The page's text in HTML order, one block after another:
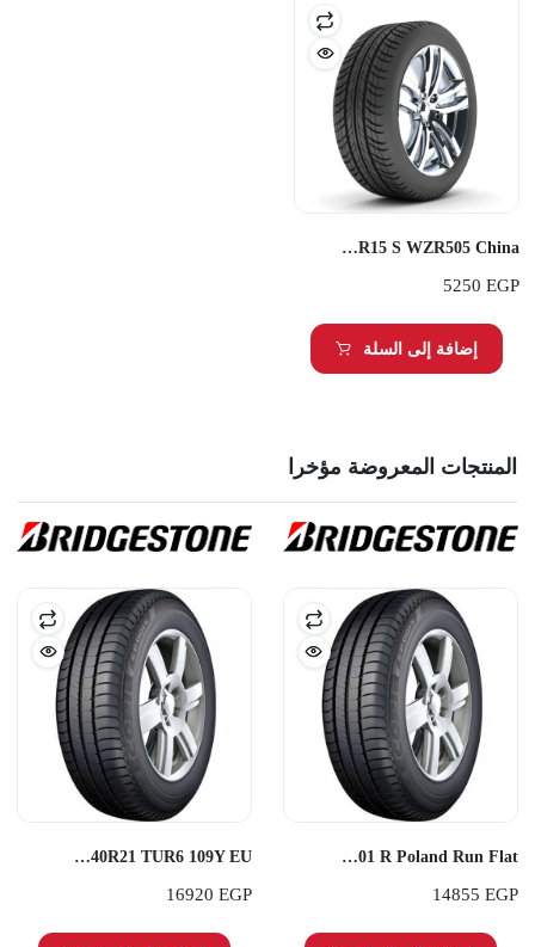
Transmate 255/70R15 S WZR505 China
5250 EGP
إضافة إلى السلة
المنتجات المعروضة مؤخرا
Bridgestone 225/50R18 095W T001 R Poland Run Flat
14855 EGP
Bridgestone 285/40R21 TUR6 109Y EU
16920EGP